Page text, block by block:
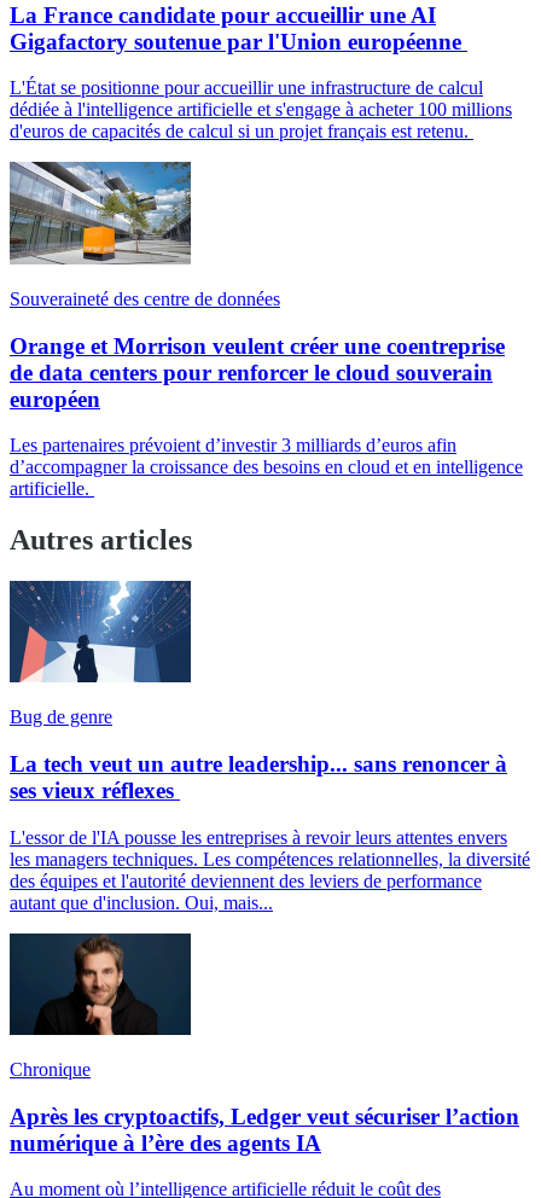
La France candidate pour accueillir une AI
Gigafactory soutenue par l'Union européenne
L'État se positionne pour accueillir une infrastructure de calcul
dédiée à l'intelligence artificielle et s'engage à acheter 100 millions
d'euros de capacités de calcul si un projet français est retenu.
Souveraineté des centre de données
Orange et Morrison veulent créer une coentreprise
de data centers pour renforcer le cloud souverain
européen
Les partenaires prévoient d’investir 3 milliards d’euros afin
d’accompagner la croissance des besoins en cloud et en intelligence
artificielle.
Autres articles
Bug de genre
La tech veut un autre leadership... sans renoncer à
ses vieux réflexes
L'essor de l'IA pousse les entreprises à revoir leurs attentes envers
les managers techniques. Les compétences relationnelles, la diversité
des équipes et l'autorité deviennent des leviers de performance
autant que d'inclusion. Oui, mais...
Chronique
Après les cryptoactifs, Ledger veut sécuriser l’action
numérique à l’ère des agents IA
Au moment où l’intelligence artificielle réduit le coût des